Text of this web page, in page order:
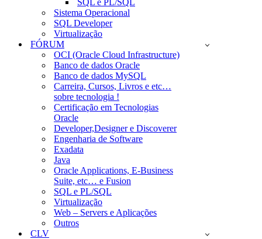
SQL e PL/SQL
Sistema Operacional
SQL Developer
Virtualização
FÓRUM
OCI (Oracle Cloud Infrastructure)
Banco de dados Oracle
Banco de dados MySQL
Carreira, Cursos, Livros e etc…
sobre tecnologia !
Certificação em Tecnologias
Oracle
Developer,Designer e Discoverer
Engenharia de Software
Exadata
Java
Oracle Applications, E-Business
Suite, etc… e Fusion
SQL e PL/SQL
Virtualização
Web – Servers e Aplicações
Outros
CLV